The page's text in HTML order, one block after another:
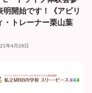
明開始です！《アビリ
・トレーナー栗山葉
年4月29日